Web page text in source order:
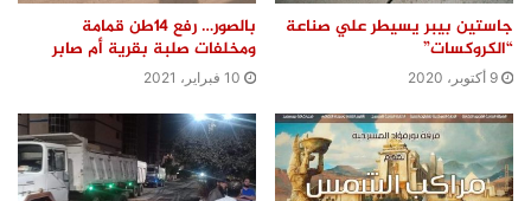
جاستين بيبر يسيطر علي صناعة
“الكروكسات”
9 أكتوبر، 2020
بالصور… رفع ١٤طن قمامة
ومخلفات صلبة بقرية أم صابر
10 فبراير، 2021